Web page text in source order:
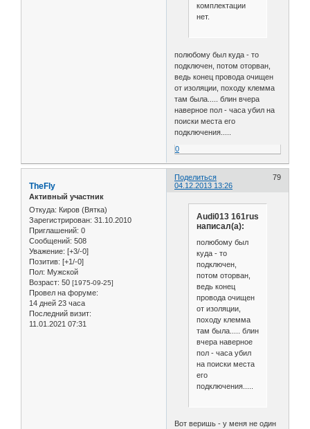
комплектации
нет.
полюбому был куда - то
подключен, потом оторван,
ведь конец провода очищен
от изоляции, походу клемма
там была..... блин вчера
наверное пол - часа убил на
поиски места его
подключения.....
0
Поделиться
79
04.12.2013 13:26
TheFly
Активный участник
Откуда: Киров (Вятка)
Зарегистрирован: 31.10.2010
Приглашений: 0
Сообщений: 508
Уважение: [+3/-0]
Позитив: [+1/-0]
Пол: Мужской
Возраст: 50 [1975-09-25]
Провел на форуме:
14 дней 23 часа
Последний визит:
11.01.2021 07:31
Audi013 161rus
написал(а):
полюбому был
куда - то
подключен,
потом оторван,
ведь конец
провода очищен
от изоляции,
походу клемма
там была..... блин
вчера наверное
пол - часа убил
на поиски места
его
подключения.....
Вот веришь - у меня не один